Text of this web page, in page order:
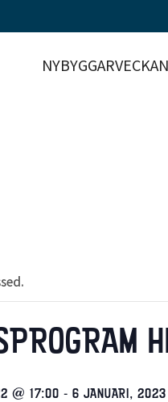
@ 17:00 - 6 JANUARI,